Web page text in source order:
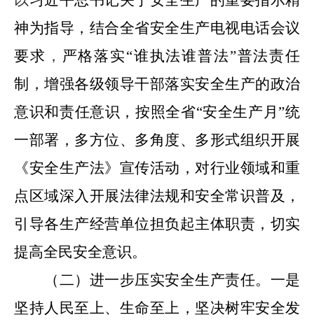
神为指导，结合全省安全生产电视电话会议
要求 ， 严格落实“谁执法谁普法”普法责任
制， 增强各级领导干部落实安全生产的政治
意识和责任意识，按照全省“安全生产月”统
一部署，多方位、多角度、多形式组织开展
《安全生产法》 宣传活动， 对行业领域和重
点区域深入开展法律法规和安全常识普及，
引导各生产经营单位担负起主体职责，切实
提高全民安全意识。
（二）进一步压实安全生产责任。 一是
坚持人民至上、生命至上， 坚决树牢安全发